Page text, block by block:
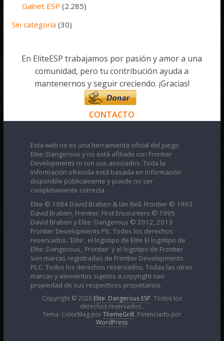
Galnet ESP (2.285)
Sin categoría (30)
En EliteESP trabajamos por pasión y amor a una
comunidad, pero tu contribución ayuda a
mantenernos y seguir creciendo. ¡Gracias!
CONTACTO
Esta web no es una herramienta oficial del juego
Elite: Dangerous y no está afiliado con Frontier
Developments ni con sus asociados. Toda la
información ofrecida está basada en información
disponible públicamente y puede no ser
completamente correcta.
Elite © 1984 David Braben & Ian Bell. Frontier © 1993
David Braben, Frontier: First Encounters © 1995
David Braben y Elite: Dangerous © 2012, 2013
Frontier Developments Plc. Todos los derechos
reservados. 'Elite', el logotipo de Elite El logotipo de
Elite: Dangerous, 'Frontier' y el logotipo de Frontier
son marcas registradas de Frontier Developments
PLC. Todos los derechos reservados. Todas las otras
marcas y elementos sujetos a copyright son
propiedad de sus respectivos propietarios.
Copyright © 2026 Elite: Dangerous ESP. Todos los
derechos reservados..
Tema: ColorMag porThemeGrill. Potenciado por
WordPress